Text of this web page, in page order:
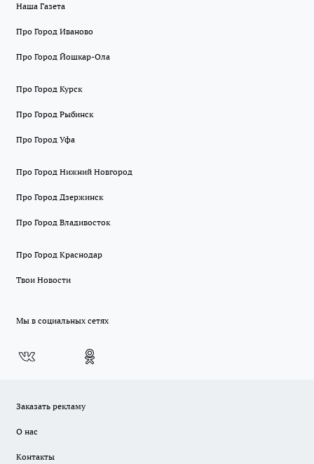
Наша Газета
Про Город Иваново
Про Город Йошкар-Ола
Про Город Курск
Про Город Рыбинск
Про Город Уфа
Про Город Нижний Новгород
Про Город Дзержинск
Про Город Владивосток
Про Город Краснодар
Твои Новости
Мы в социальных сетях
Заказать рекламу
О нас
Контакты